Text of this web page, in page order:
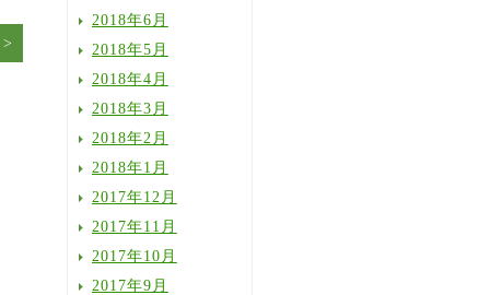
2018年6月
2018年5月
2018年4月
2018年3月
2018年2月
2018年1月
2017年12月
2017年11月
2017年10月
2017年9月